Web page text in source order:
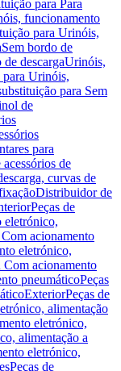
para Para
funcionamento
para Urinóis,
Sem bordo de
descargaUrinóis,
para Urinóis,
para Sem
de
para
de
curvas de
Distribuidor de
Peças de
eletrónico,
acionamento
eletrónico,
Com acionamento
pneumáticoPeças
ExteriorPeças de
alimentação
eletrónico,
alimentação a
eletrónico,
Peças de